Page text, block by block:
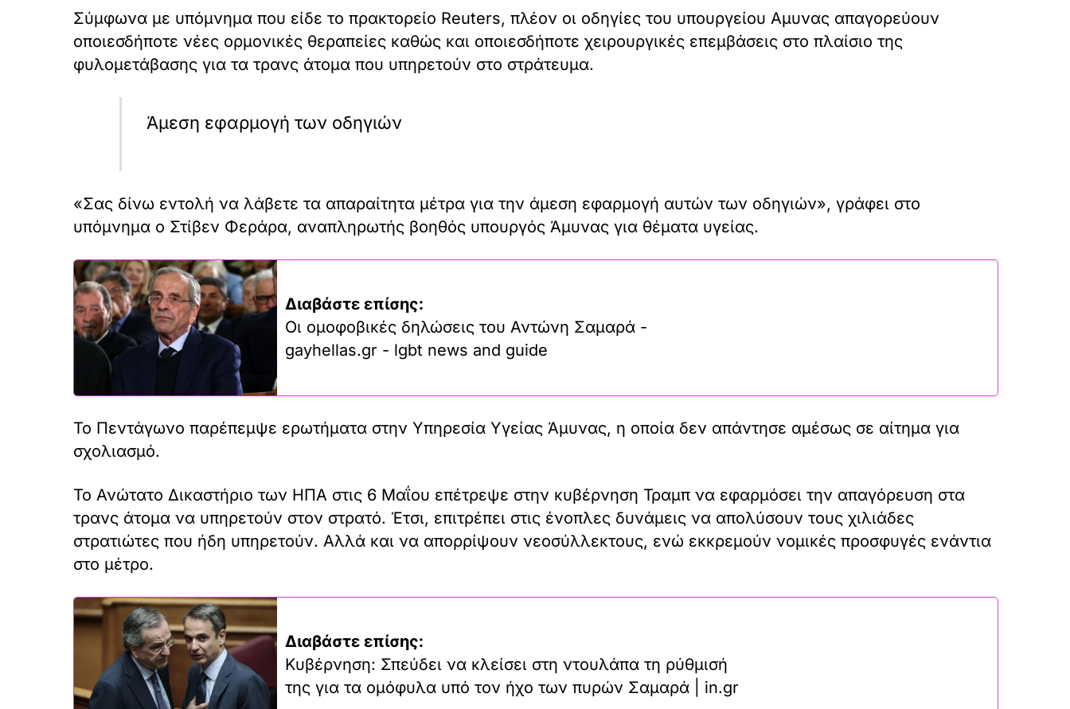
Σύμφωνα με υπόμνημα που είδε το πρακτορείο Reuters, πλέον οι οδηγίες του υπουργείου Αμυνας απαγορεύουν
οποιεσδήποτε νέες ορμονικές θεραπείες καθώς και οποιεσδήποτε χειρουργικές επεμβάσεις στο πλαίσιο της
φυλομετάβασης για τα τρανς άτομα που υπηρετούν στο στράτευμα.
Άμεση εφαρμογή των οδηγιών
«Σας δίνω εντολή να λάβετε τα απαραίτητα μέτρα για την άμεση εφαρμογή αυτών των οδηγιών», γράφει στο
υπόμνημα ο Στίβεν Φεράρα, αναπληρωτής βοηθός υπουργός Άμυνας για θέματα υγείας.
Διαβάστε επίσης:
Οι ομοφοβικές δηλώσεις του Αντώνη Σαμαρά -
gayhellas.gr - lgbt news and guide
Το Πεντάγωνο παρέπεμψε ερωτήματα στην Υπηρεσία Υγείας Άμυνας, η οποία δεν απάντησε αμέσως σε αίτημα για
σχολιασμό.
Το Ανώτατο Δικαστήριο των ΗΠΑ στις 6 Μαΐου επέτρεψε στην κυβέρνηση Τραμπ να εφαρμόσει την απαγόρευση στα
τρανς άτομα να υπηρετούν στον στρατό. Έτσι, επιτρέπει στις ένοπλες δυνάμεις να απολύσουν τους χιλιάδες
στρατιώτες που ήδη υπηρετούν. Αλλά και να απορρίψουν νεοσύλλεκτους, ενώ εκκρεμούν νομικές προσφυγές ενάντια
στο μέτρο.
Διαβάστε επίσης:
Κυβέρνηση: Σπεύδει να κλείσει στη ντουλάπα τη ρύθμισή
της για τα ομόφυλα υπό τον ήχο των πυρών Σαμαρά | in.gr